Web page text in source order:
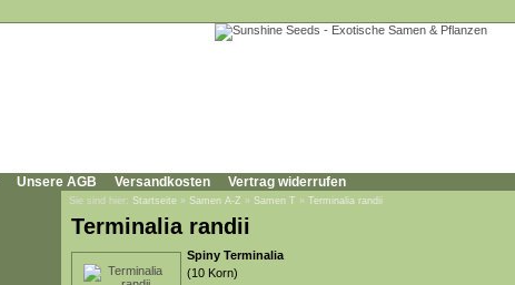
Unsere AGB Versandkosten Vertrag widerrufen
Sie sind hier: Startseite » Samen A-Z » Samen T » Terminalia randii
Terminalia randii
Spiny Terminalia
(10 Korn)